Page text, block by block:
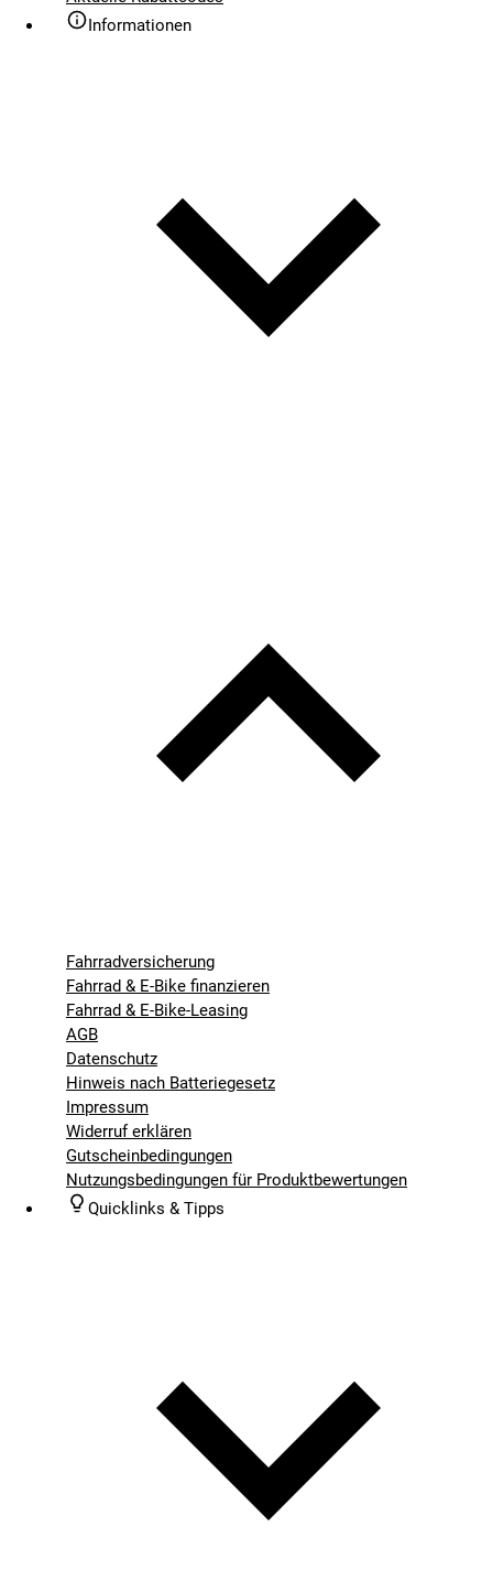
Informationen
Fahrradversicherung
Fahrrad & E-Bike finanzieren
Fahrrad & E-Bike-Leasing
AGB
Datenschutz
Hinweis nach Batteriegesetz
Impressum
Widerruf erklären
Gutscheinbedingungen
Nutzungsbedingungen für Produktbewertungen
Quicklinks & Tipps